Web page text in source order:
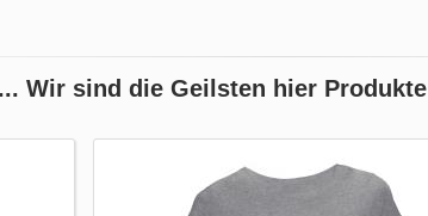
Wir sind die Geilsten hier Produkte